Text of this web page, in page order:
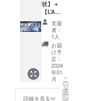
ります
ことを
ご了承
くださ
い。 ＼
「王子
さま」
が星々
をめぐ
るとき
に「渡
り鳥」
の力を
よっ
て、星
ひとつ
あたり
の大き
さが小
さく
なって
しまう
可能性
がある
報、
『星の
王子さ
ま』や
サン=テ
グジュ
ペリに
関する
情報な
どを随
時メー
ルさせ
ていた
ドファ
ンディ
ングの
進捗報
告、移
動型書
店の出
店情
報、
『星の
王子さ
ま』や
サン=テ
内で
す。呼
び出す
場所が
神奈川
県から
遠方の
場合、
オンラ
インで
の開
催、も
しく
できま
す（も
ちろん
個人宅
でもお
伺いし
す）。
呼び出
す場所
が神奈
川県か
ら遠方
状】＋
【L’Am
usette(
ラ・
ミュ
ゼッ
ト)：お
楽しみ
本】＋
【移動
型書店
での販
売権
支援
者：
1人
お届
け予
定：
2024
年01
月
詳細を見る
こ
の
リ
タ
ー
ン